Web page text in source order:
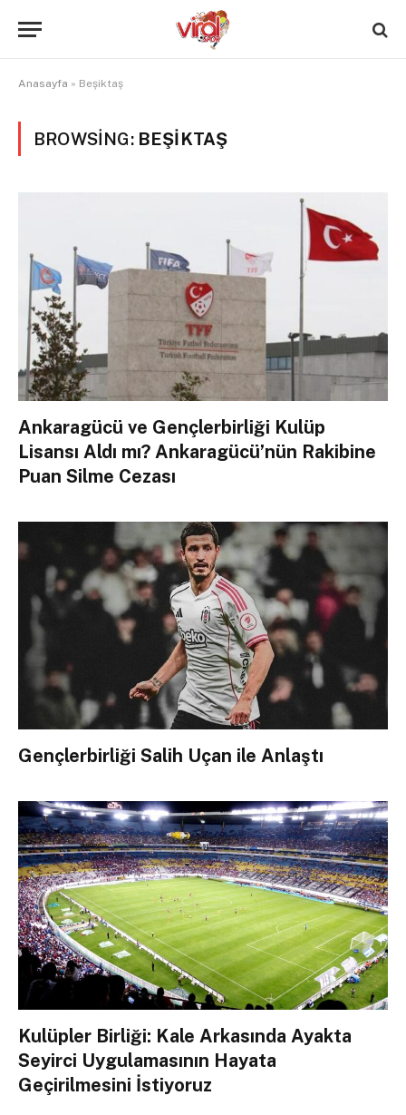
Anasayfa » Beşiktaş
BROWSING: BEŞIKTAŞ
Ankaragücü ve Gençlerbirliği Kulüp
Lisansı Aldı mı? Ankaragücü’nün Rakibine
Puan Silme Cezası
Gençlerbirliği Salih Uçan ile Anlaştı
Kulüpler Birliği: Kale Arkasında Ayakta
Seyirci Uygulamasının Hayata
Geçirilmesini İstiyoruz